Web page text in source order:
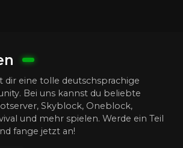
dir eine tolle deutschsprachige
Bei uns kannst du beliebte
Skyblock, Oneblock,
und mehr spielen. Werde ein Teil
fange jetzt an!